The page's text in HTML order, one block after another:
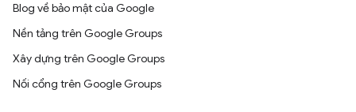
Blog về bảo mật của Google
Nền tảng trên Google Groups
Xây dựng trên Google Groups
Nối cổng trên Google Groups